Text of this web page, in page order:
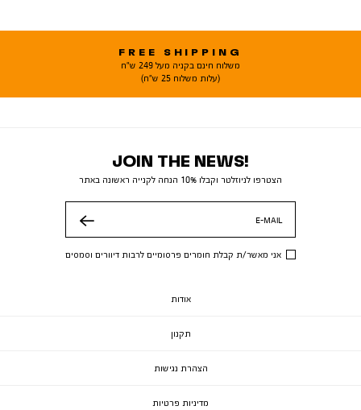
FREE SHIPPING
משלוח חינם בקניה מעל 249 ש"ח
(עלות משלוח 25 ש"ח)
JOIN THE NEWS!
הצטרפו לניוזלטר וקבלו 10% הנחה לקנייה ראשונה באתר
E-MAIL
אני מאשר/ת קבלת חומרים פרסומיים לרבות דיוורים וסמסים
אודות
תקנון
הצהרת נגישות
מדיניות פרטיות